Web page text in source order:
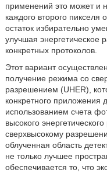
применений это может и
каждого второго пикселя
остаток избирательно
улучшая энергетическое
конкретных протоколов.
Этот вариант
получение режима со
разрешением (UHER),
конкретного приложения
использованием счета
высокого
сверхвысокому
облученная область
не только лучшее
обеспечивается то, что